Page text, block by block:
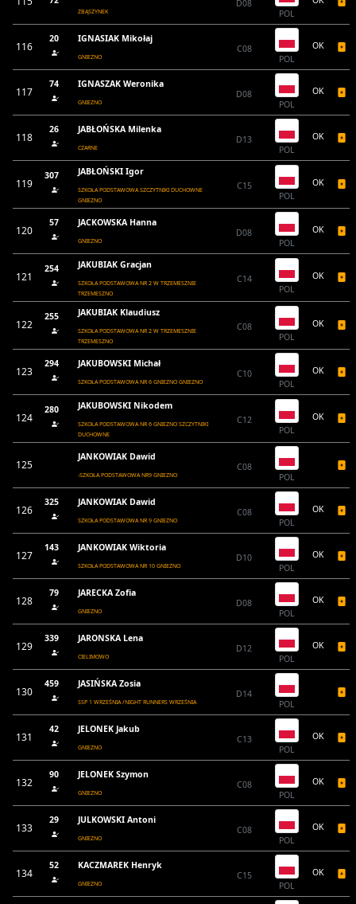
ZBĄSZYNEK
D08
POL
116
20 IGNASIAK Mikołaj
GNIEZNO
C08
POL
OK
117
74 IGNASZAK Weronika
GNIEZNO
D08
POL
OK
118
26 JABŁOŃSKA Milenka
CZARNE
D13
POL
OK
119
307 JABŁOŃSKI Igor
SZKOŁA PODSTAWOWA SZCZYTNIKI DUCHOWNE
GNIEZNO
C15
POL
OK
120
57 JACKOWSKA Hanna
GNIEZNO
D08
POL
OK
121
254 JAKUBIAK Gracjan
SZKOŁA PODSTAWOWA NR 2 W TRZEMESZNIE
TRZEMESZNO
C14
POL
OK
122
255 JAKUBIAK Klaudiusz
SZKOŁA PODSTAWOWA NR 2 W TRZEMESZNIE
TRZEMESZNO
C08
POL
OK
123
294 JAKUBOWSKI Michał
SZKOŁA PODSTAWOWA NR 6 GNIEZNO GNIEZNO
C10
POL
OK
124
280 JAKUBOWSKI Nikodem
SZKOŁA PODSTAWOWA NR 6 GNIEZNO SZCZYTNIKI
DUCHOWNE
C12
POL
OK
125
JANKOWIAK Dawid
-SZKOŁA PODSTAWOWA NR9 GNIEZNO
C08
POL
126
325 JANKOWIAK Dawid
SZKOŁA PODSTAWOWA NR 9 GNIEZNO
C08
POL
OK
127
143 JANKOWIAK Wiktoria
SZKOŁA PODSTAWOWA NR 10 GNIEZNO
D10
POL
OK
128
79 JARECKA Zofia
GNIEZNO
D08
POL
OK
129
339 JARONSKA Lena
CIELIMOWO
D12
POL
OK
130
459 JASIŃSKA Zosia
SSP 1 WRZEŚNIA /NIGHT RUNNERS WRZEŚNIA
D14
POL
131
42 JELONEK Jakub
GNIEZNO
C13
POL
OK
132
90 JELONEK Szymon
GNIEZNO
C08
POL
OK
133
29 JULKOWSKI Antoni
GNIEZNO
C08
POL
OK
134
52 KACZMAREK Henryk
GNIEZNO
C15
POL
OK